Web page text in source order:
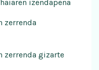
izendapena
zerrenda
zerrenda gizarte